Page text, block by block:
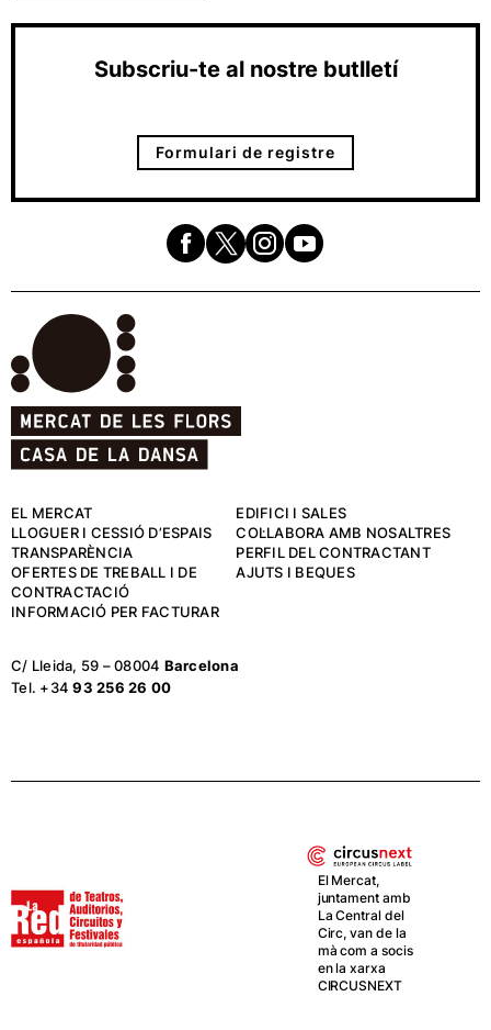
Subscriu-te al nostre butlletí
Formulari de registre
EL MERCAT
EDIFICI I SALES
LLOGUER I CESSIÓ D’ESPAIS
COL·LABORA AMB NOSALTRES
TRANSPARÈNCIA
PERFIL DEL CONTRACTANT
OFERTES DE TREBALL I DE
CONTRACTACIÓ
AJUTS I BEQUES
INFORMACIÓ PER FACTURAR
C/ Lleida, 59 – 08004 Barcelona
Tel. +3493 256 26 00
El Mercat,
juntament amb
La Central del
Circ, van de la
mà com a socis
en la xarxa
CIRCUSNEXT